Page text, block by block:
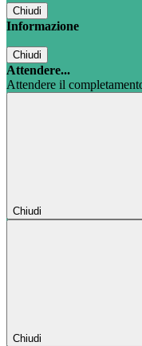
Chiudi
Informazione
Chiudi
Attendere...
Attendere il
Chiudi
Chiudi